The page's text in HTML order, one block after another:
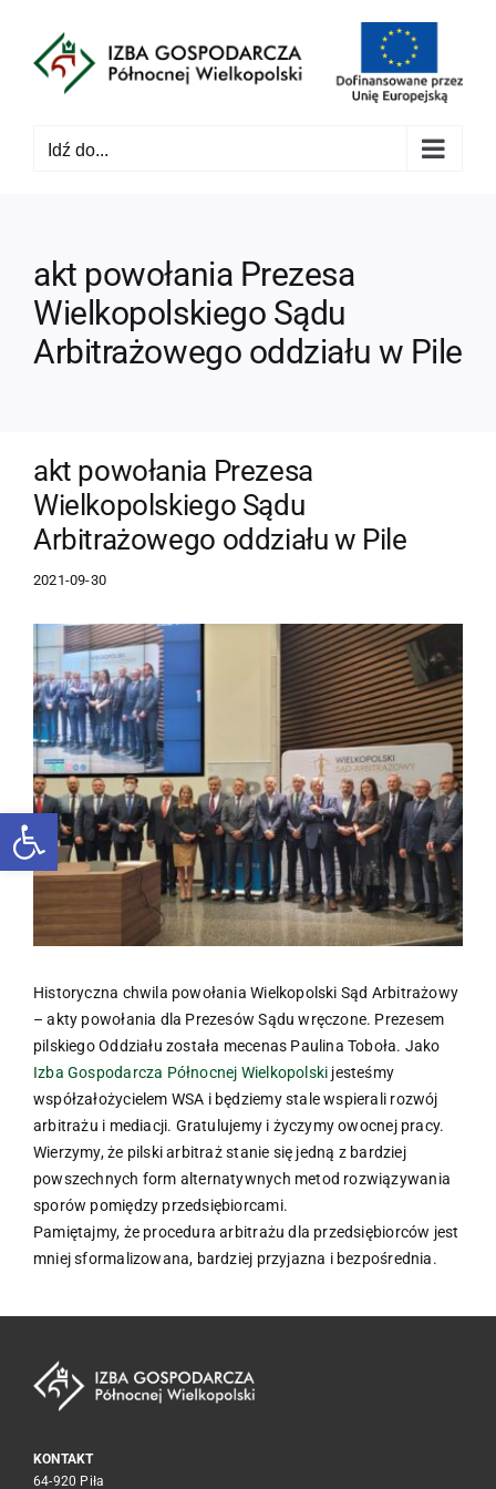
Otwórz pasek narzędzi
zawartości
Idź do...
akt powołania Prezesa
Wielkopolskiego Sądu
Arbitrażowego oddziału w Pile
akt powołania Prezesa
Wielkopolskiego Sądu
Arbitrażowego oddziału w Pile
2021-09-30
Pokaż
większy
obrazek
Historyczna chwila powołania Wielkopolski Sąd Arbitrażowy
– akty powołania dla Prezesów Sądu wręczone. Prezesem
pilskiego Oddziału została mecenas Paulina Toboła. Jako
Izba Gospodarcza Północnej Wielkopolski jesteśmy
współzałożycielem WSA i będziemy stale wspierali rozwój
arbitrażu i mediacji. Gratulujemy i życzymy owocnej pracy.
Wierzymy, że pilski arbitraż stanie się jedną z bardziej
powszechnych form alternatywnych metod rozwiązywania
sporów pomiędzy przedsiębiorcami.
Pamiętajmy, że procedura arbitrażu dla przedsiębiorców jest
mniej sformalizowana, bardziej przyjazna i bezpośrednia.
KONTAKT
64-920 Piła